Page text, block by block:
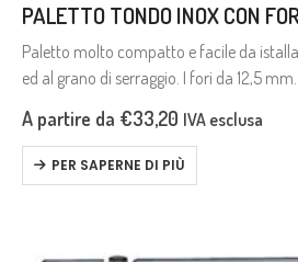
PALETTO TONDO INOX CON
Paletto molto compatto e facile da
ed al grano di serraggio. I fori da 12,5
A partire da €33,20 IVA esclusa
PER SAPERNE DI PIÙ